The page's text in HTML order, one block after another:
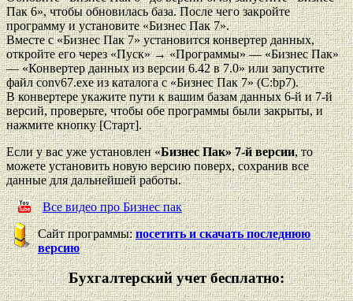
Пак 6», чтобы обновилась база. После чего закройте
программу и установите «Бизнес Пак 7».
Вместе с «Бизнес Пак 7» установится конвертер данных,
откройте его через «Пуск» → «Программы» — «Бизнес Пак»
— «Конвертер данных из версии 6.42 в 7.0» или запустите
файл conv67.exe из каталога с «Бизнес Пак 7» (C:bp7).
В конвертере укажите пути к вашим базам данных 6-й и 7-й
версий, проверьте, чтобы обе программы были закрыты, и
нажмите кнопку [Старт].
Если у вас уже установлен «Бизнес Пак» 7-й версии, то
можете установить новую версию поверх, сохранив все
данные для дальнейшей работы.
Все видео про Бизнес пак
Сайт программы:посетить и скачать последнюю
версию
Бухгалтерский учет бесплатно: